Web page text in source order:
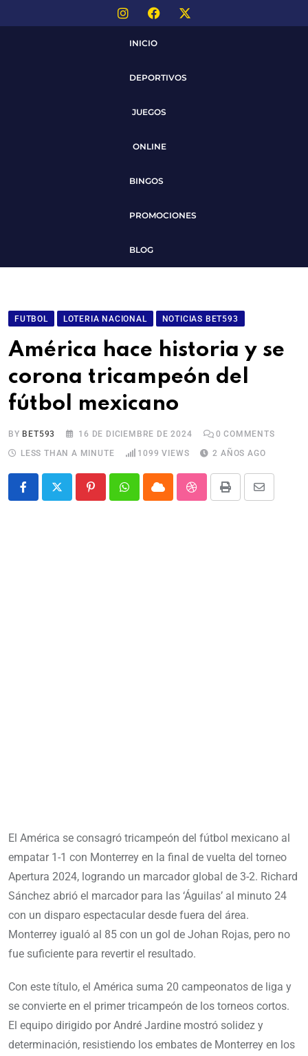
INICIO
DEPORTIVOS
JUEGOS
ONLINE
BINGOS
PROMOCIONES
BLOG
FUTBOL LOTERIA NACIONAL NOTICIAS BET593
América hace historia y se
corona tricampeón del
fútbol mexicano
BY BET593 16 DE DICIEMBRE DE 2024 0 COMMENTS
LESS THAN A MINUTE
1099 VIEWS 2 AÑOS AGO
El América se consagró tricampeón del fútbol mexicano al
empatar 1-1 con Monterrey en la final de vuelta del torneo
Apertura 2024, logrando un marcador global de 3-2. Richard
Sánchez abrió el marcador para las ‘Águilas’ al minuto 24
con un disparo espectacular desde fuera del área.
Monterrey igualó al 85 con un gol de Johan Rojas, pero no
fue suficiente para revertir el resultado.
Con este título, el América suma 20 campeonatos de liga y
se convierte en el primer tricampeón de los torneos cortos.
El equipo dirigido por André Jardine mostró solidez y
determinación, resistiendo los embates de Monterrey en los